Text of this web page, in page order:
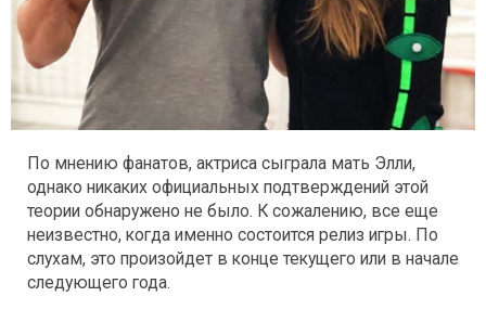
По мнению фанатов, актриса сыграла мать Элли,
однако никаких официальных подтверждений этой
теории обнаружено не было. К сожалению, все еще
неизвестно, когда именно состоится релиз игры. По
слухам, это произойдет в конце текущего или в начале
следующего года.